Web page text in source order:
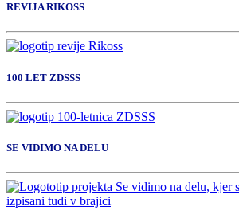
REVIJA RIKOSS
100 LET ZDSSS
SE VIDIMO NA DELU